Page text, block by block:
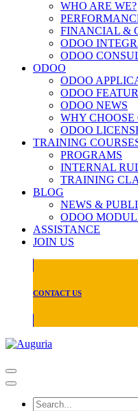
WHO ARE WE?
FINANCIAL &
ODOO
ODOO
ODOO
ODOO
ODOO
ODOO NEWS
WHY CHOOSE
ODOO
TRAINING
PROGRAMS
INTERNAL
TRAINING
BLOG
NEWS &
ODOO
ASSISTANCE
JOIN US
CONTACT US